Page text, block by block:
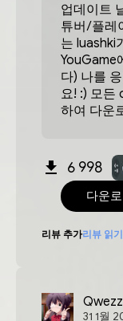
업데이트
튜버/플레
는 luashki
YouGame
다) 나를
요! :) 모든
하여 다운
6 998
다운
리뷰 추가리뷰 읽
31 1월